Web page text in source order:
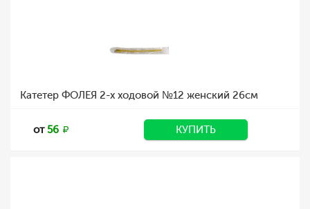
Катетер ФОЛЕЯ 2-х ходовой №12 женский 26см
от56 КУПИТЬ